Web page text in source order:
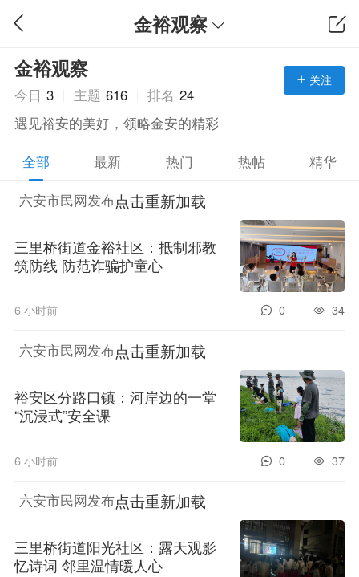
金裕观察
关注
金裕观察
今日 3 主题 616 排名 24
遇见裕安的美好，领略金安的精彩
全部
最新 热门 热帖
精华
六安市民网发布点击重新加载
三里桥街道金裕社区：抵制邪教
筑防线 防范诈骗护童心
6 小时前 34
0
六安市民网发布点击重新加载
裕安区分路口镇：河岸边的一堂
“沉浸式”安全课
6 小时前 37
0
六安市民网发布点击重新加载
三里桥街道阳光社区：露天观影
忆诗词 邻里温情暖人心